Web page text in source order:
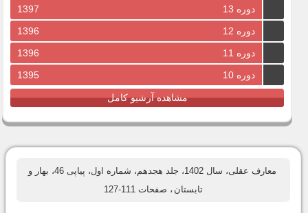
دوره 13
1397
دوره 12
1396
دوره 11
1396
دوره 10
1395
مشاهده آرشیو کامل
معارف عقلی، سال 1402، جلد هجدهم، شماره اول، پیاپی 46، بهار و
تابستان ، صفحات 111-127